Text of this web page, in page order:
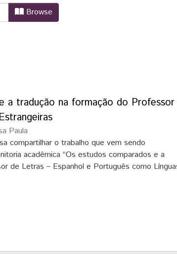
by Subject "Análise
Browse
a tradução na formação do
Paula
compartilhar o trabalho que vem sendo
acadêmica “Os estudos comparados e a
de Letras – Espanhol e Português como
no mês de maio de 2019, conta com uma
dos discentes monitores, uma vez que